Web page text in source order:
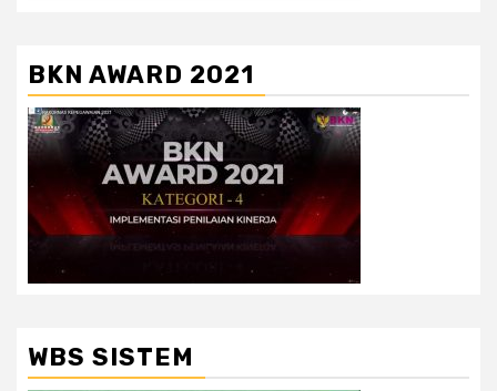
BKN AWARD 2021
WBS SISTEM